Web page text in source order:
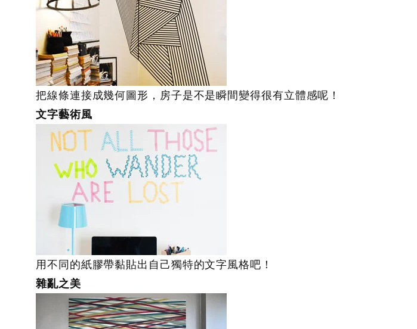
把線條連接成幾何圖形，房子是不是瞬間變得很有立體感呢！
文字藝術風
用不同的紙膠帶黏貼出自己獨特的文字風格吧！
雜亂之美